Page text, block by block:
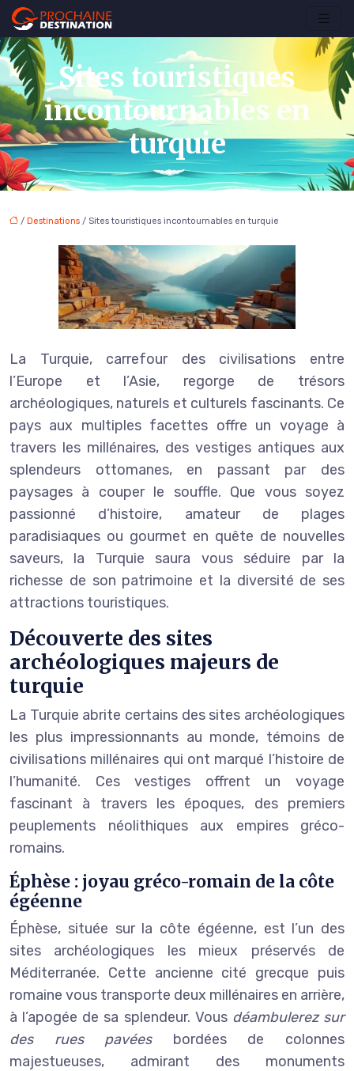
Sites touristiques
incontournables en
turquie
/ Destinations / Sites touristiques incontournables en turquie
La Turquie, carrefour des civilisations entre
l’Europe et l’Asie, regorge de trésors
archéologiques, naturels et culturels fascinants. Ce
pays aux multiples facettes offre un voyage à
travers les millénaires, des vestiges antiques aux
splendeurs ottomanes, en passant par des
paysages à couper le souffle. Que vous soyez
passionné d’histoire, amateur de plages
paradisiaques ou gourmet en quête de nouvelles
saveurs, la Turquie saura vous séduire par la
richesse de son patrimoine et la diversité de ses
attractions touristiques.
Découverte des sites
archéologiques majeurs de
turquie
La Turquie abrite certains des sites archéologiques
les plus impressionnants au monde, témoins de
civilisations millénaires qui ont marqué l’histoire de
l’humanité. Ces vestiges offrent un voyage
fascinant à travers les époques, des premiers
peuplements néolithiques aux empires gréco-
romains.
Éphèse : joyau gréco-romain de la côte
égéenne
Éphèse, située sur la côte égéenne, est l’un des
sites archéologiques les mieux préservés de
Méditerranée. Cette ancienne cité grecque puis
romaine vous transporte deux millénaires en arrière,
à l’apogée de sa splendeur. Vous déambulerez sur
des rues pavées bordées de colonnes
majestueuses, admirant des monuments